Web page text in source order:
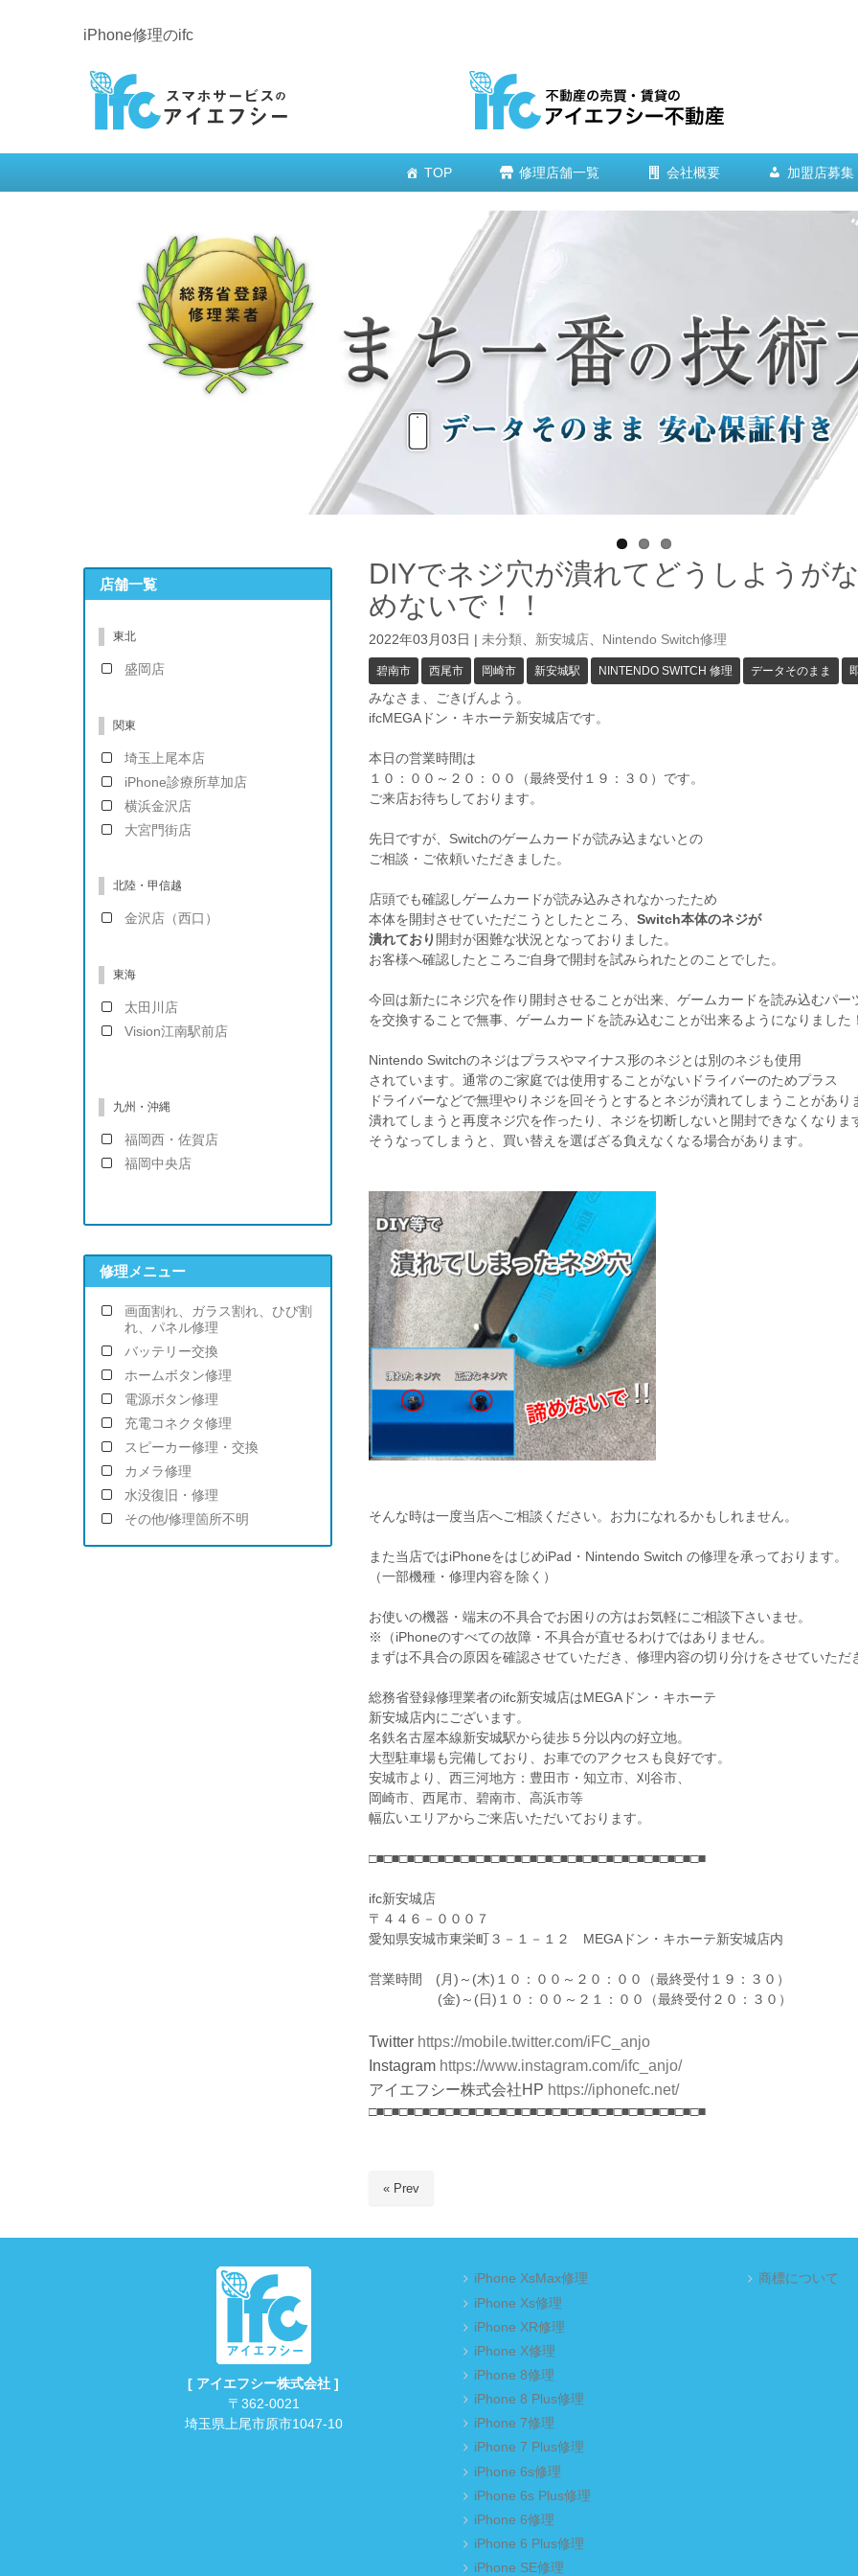
iPhone修理のifc
TOP 修理店舗一覧 会社概要 加盟店募集
DIYでネジ穴が潰れてどうしようが
めないで！！
2022年03月03日 未分類、 新安城店、 Nintendo Switch修理
碧南市 西尾市 岡崎市 新安城駅 NINTENDO SWITCH 修理 データそのまま
みなさま、ごきげんよう。
ifcMEGAドン・キホーテ新安城店です。
本日の営業時間は
１０：００～２０：００（最終受付１９：３０）です。
ご来店お待ちしております。
先日ですが、Switchのゲームカードが読み込まないとの
ご相談・ご依頼いただきました。
店頭でも確認しゲームカードが読み込みされなかったため
本体を開封させていただこうとしたところ、 Switch本体のネジが
潰れており 開封が困難な状況となっておりました。
お客様へ確認したところご自身で開封を試みられたとのことでした。
今回は新たにネジ穴を作り開封させることが出来、ゲームカードを読み込むパー
を交換することで無事、ゲームカードを読み込むことが出来るようになりました
Nintendo Switchのネジはプラスやマイナス形のネジとは別のネジも使用
されています。通常のご家庭では使用することがないドライバーのためプラス
ドライバーなどで無理やりネジを回そうとするとネジが潰れてしまうことがあり
潰れてしまうと再度ネジ穴を作ったり、ネジを切断しないと開封できなくなりま
そうなってしまうと、買い替えを選ばざる負えなくなる場合があります。
そんな時は一度当店へご相談ください。お力になれるかもしれません。
また当店ではiPhoneをはじめiPad・Nintendo Switch の修理を承っております。
（一部機種・修理内容を除く）
お使いの機器・端末の不具合でお困りの方はお気軽にご相談下さいませ。
※（iPhoneのすべての故障・不具合が直せるわけではありません。
まずは不具合の原因を確認させていただき、修理内容の切り分けをさせていただ
総務省登録修理業者のifc新安城店はMEGAドン・キホーテ
新安城店内にございます。
名鉄名古屋本線新安城駅から徒歩５分以内の好立地。
大型駐車場も完備しており、お車でのアクセスも良好です。
安城市より、西三河地方：豊田市・知立市、刈谷市、
岡崎市、西尾市、碧南市、高浜市等
幅広いエリアからご来店いただいております。
□■□■□■□■□■□■□■□■□■□■□■□■□■□■□■□■□■□■□■□■□■□■
ifc新安城店
〒４４６－０００７
愛知県安城市東栄町３－１－１２ MEGAドン・キホーテ新安城店内
営業時間 (月)～(木)１０：００～２０：００（最終受付１９：３０）
(金)～(日)１０：００～２１：００（最終受付２０：３０）
Twitter https://mobile.twitter.com/iFC_anjo
Instagramhttps://www.instagram.com/ifc_anjo/
アイエフシー株式会社HP https://iphonefc.net/
□■□■□■□■□■□■□■□■□■□■□■□■□■□■□■□■□■□■□■□■□■□■
« Prev
店舗一覧
東北
盛岡店
関東
埼玉上尾本店
iPhone診療所草加店
横浜金沢店
大宮門街店
北陸・甲信越
金沢店（西口）
東海
太田川店
Vision江南駅前店
九州・沖縄
福岡西・佐賀店
福岡中央店
修理メニュー
画面割れ、ガラス割れ、ひび割
れ、パネル修理
バッテリー交換
ホームボタン修理
電源ボタン修理
充電コネクタ修理
スピーカー修理・交換
カメラ修理
水没復旧・修理
その他/修理箇所不明
[ アイエフシー株式会社 ]
〒362-0021
埼玉県上尾市原市1047-10
iPhone XsMax修理
iPhone Xs修理
iPhone XR修理
iPhone X修理
iPhone 8修理
iPhone 8 Plus修理
iPhone 7修理
iPhone 7 Plus修理
iPhone 6s修理
iPhone 6s Plus修理
iPhone 6修理
iPhone 6 Plus修理
iPhone SE修理
商標について